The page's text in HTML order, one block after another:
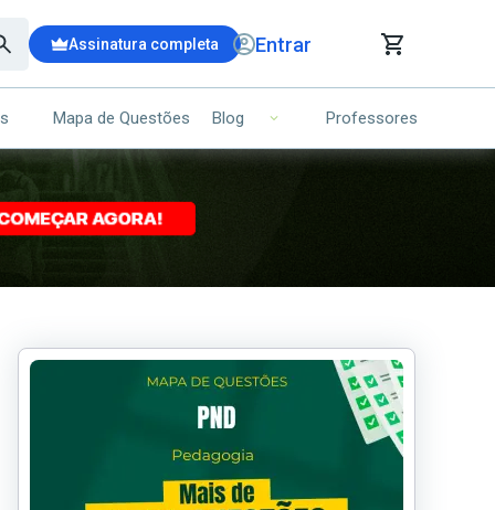
Assinatura completa Entrar
DE COMPRAS
(00)
Ops!
Seu carrinho ainda está vazio.
Mapa de Questões Blog Professores